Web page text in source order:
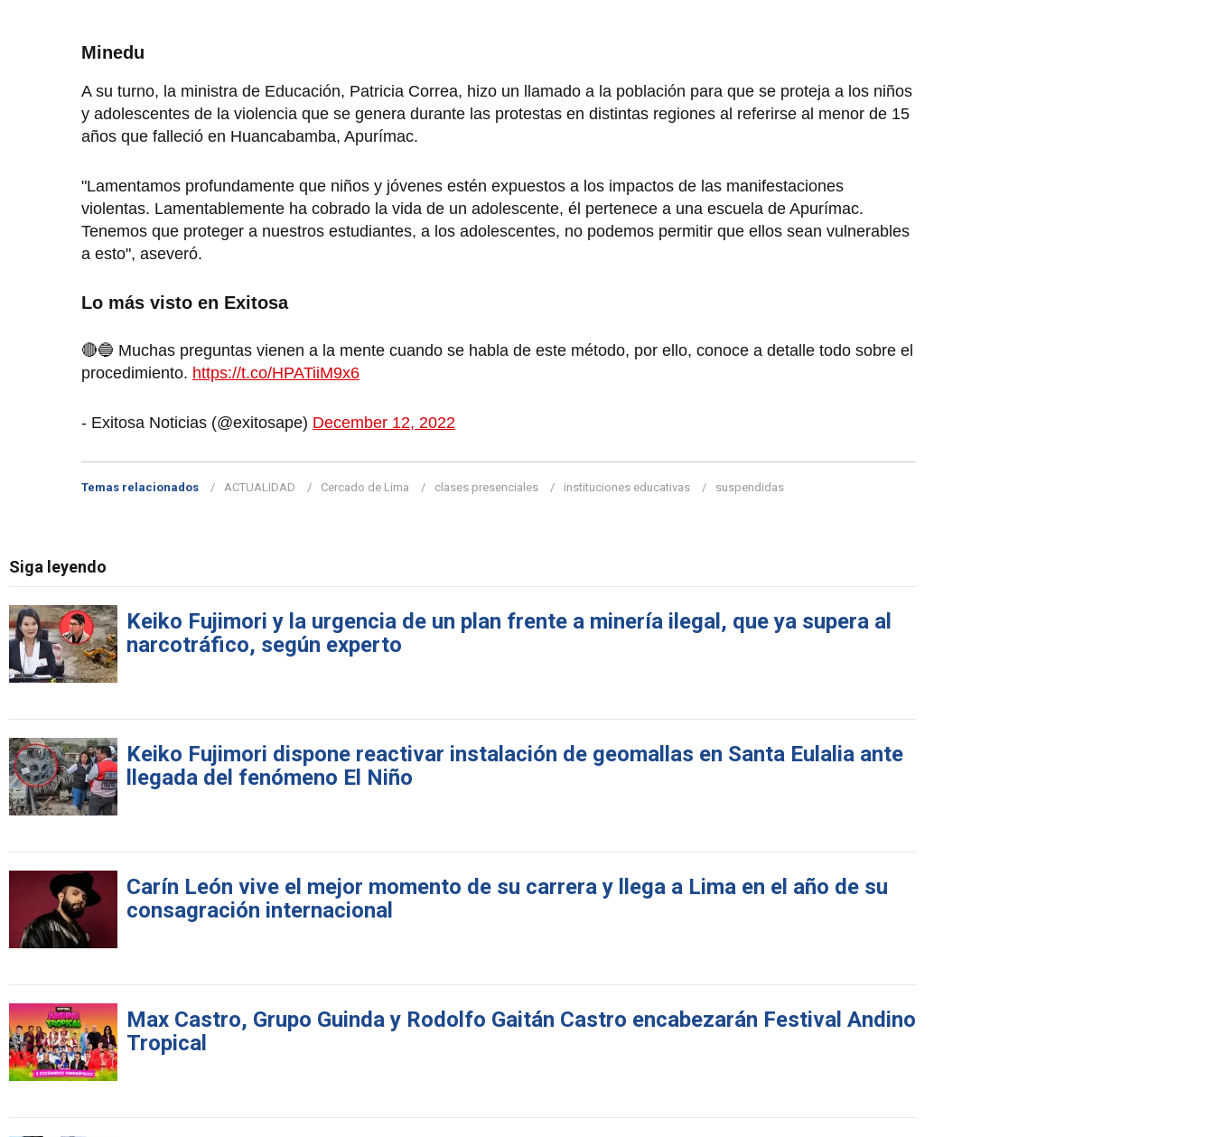
Minedu
A su turno, la ministra de Educación, Patricia Correa, hizo un llamado a la población para que se proteja a los niños
y adolescentes de la violencia que se genera durante las protestas en distintas regiones al referirse al menor de 15
años que falleció en Huancabamba, Apurímac.
"Lamentamos profundamente que niños y jóvenes estén expuestos a los impactos de las manifestaciones
violentas. Lamentablemente ha cobrado la vida de un adolescente, él pertenece a una escuela de Apurímac.
Tenemos que proteger a nuestros estudiantes, a los adolescentes, no podemos permitir que ellos sean vulnerables
a esto", aseveró.
Lo más visto en Exitosa
🔴🔵 Muchas preguntas vienen a la mente cuando se habla de este método, por ello, conoce a detalle todo sobre el
procedimiento. https://t.co/HPATiiM9x6
- Exitosa Noticias (@exitosape) December 12, 2022
Temas relacionados ACTUALIDAD Cercado de Lima clases presenciales instituciones educativas suspendidas
Siga leyendo
Keiko Fujimori y la urgencia de un plan frente a minería ilegal, que ya supera al
narcotráfico, según experto
Keiko Fujimori dispone reactivar instalación de geomallas en Santa Eulalia ante
llegada del fenómeno El Niño
Carín León vive el mejor momento de su carrera y llega a Lima en el año de su
consagración internacional
Max Castro, Grupo Guinda y Rodolfo Gaitán Castro encabezarán Festival Andino
Tropical